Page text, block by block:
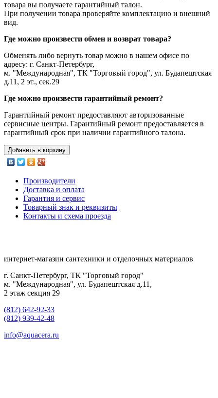
товара вы получаете гарантийный талон.
При получении товара проверяйте комплектацию и внешний
вид.
Где можно произвести обмен и возврат товара?
Обменять либо вернуть товар можно в нашем офисе по
адресу: г. Санкт-Петербург,
м. "Международная", ТК "Торговый город", ул. Будапештская
д.11, 2 эт., сек.29
Где можно произвести гарантийный ремонт?
Гарантийный ремонт предоставляют авторизованные
сервисные центры. Гарантийный ремонт предоставляется в
гарантийный срок при наличии гарантийного талона.
Добавить в корзину
Производители
Доставка и оплата
Гарантия и сервис
Товарный знак и реквизиты
Контакты и схема проезда
интернет-магазин сантехники и отделочных материалов
г. Санкт-Петербург, ТК "Торговый город"
м. "Международная", ул. Будапештская д.11,
2 этаж секция 29
(812) 642-92-33
(812) 939-42-48
info@aquacera.ru